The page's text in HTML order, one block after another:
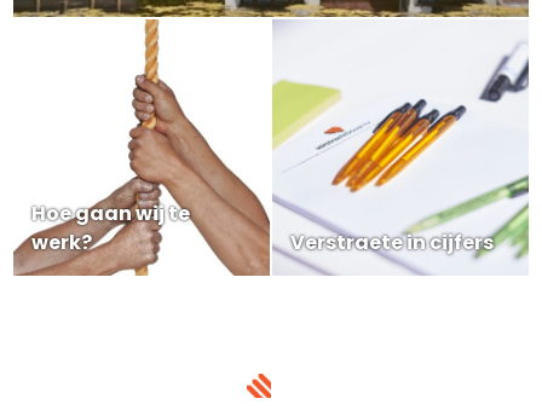
Hoe gaan wij te
werk?
Verstraete in cijfers